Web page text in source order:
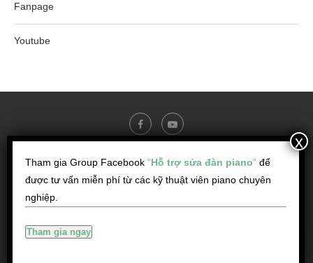
Fanpage
Youtube
@ Copyright - Dịch vụ sửa chữa - Lên dây đàn Piano - Pianocare.vn
-----------------------
Đ/c: Block A, Chung cư Hausneo, đường số 11, P. Phú Hữu, Tp. Thủ Đức,
HCM
Tham gia Group Facebook “Hỗ trợ sửa đàn piano“ để
được tư vấn miễn phí từ các kỹ thuật viên piano chuyên
nghiệp.
Tham gia ngay